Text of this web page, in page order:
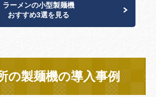
ラーメンの小型製麺機
おすすめ3選を見る
の製麺機の導入事例